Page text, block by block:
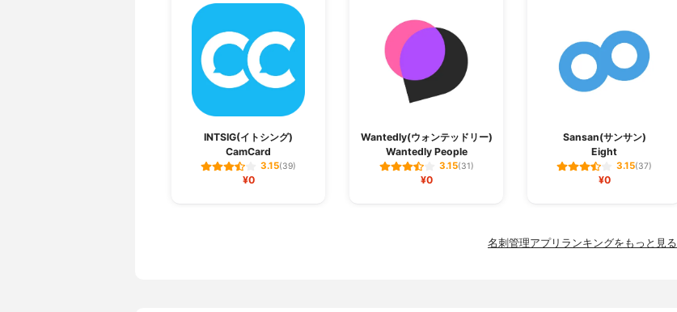
INTSIG(イトシング)
CamCard
3.15(39)
¥0
Wantedly(ウォンテッドリー)
Wantedly People
3.15(31)
¥0
Sansan(サンサン)
Eight
3.15(37)
¥0
名刺管理アプリランキングをもっと見る